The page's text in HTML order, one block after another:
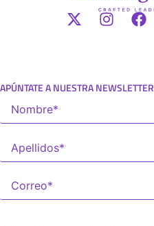
APÚNTATE A NUESTRA NEWSLETTER